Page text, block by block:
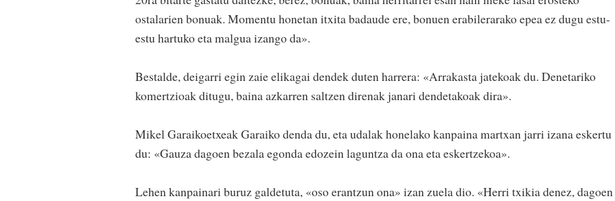
ostalarien bonuak. Momentu honetan itxita badaude ere, bonuen erabilerarako epea ez dugu estu-
estu hartuko eta malgua izango da».
Bestalde, deigarri egin zaie elikagai dendek duten harrera: «Arrakasta jatekoak du. Denetariko
komertzioak ditugu, baina azkarren saltzen direnak janari dendetakoak dira».
Mikel Garaikoetxeak Garaiko denda du, eta udalak honelako kanpaina martxan jarri izana eskertu
du: «Gauza dagoen bezala egonda edozein laguntza da ona eta eskertzekoa».
Lehen kanpainari buruz galdetuta, «oso erantzun ona» izan zuela dio. «Herri txikia denez, dagoen